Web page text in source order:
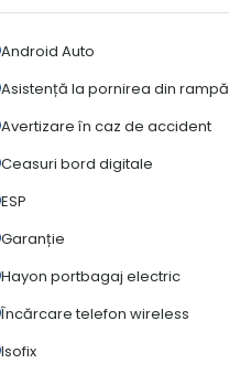
Android Auto
Asistență la pornirea din rampă
Avertizare în caz de accident
Ceasuri bord digitale
ESP
Garanție
Hayon portbagaj electric
Încărcare telefon wireless
Isofix